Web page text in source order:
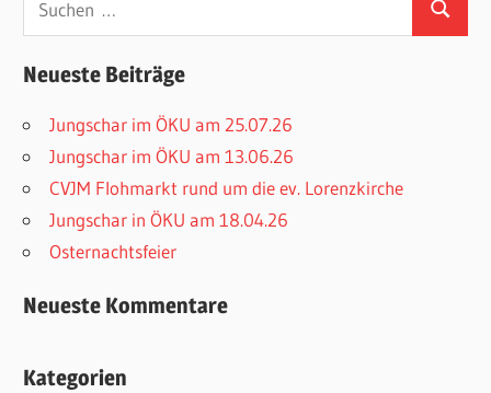
Suchen
Neueste Beiträge
Jungschar im ÖKU am 25.07.26
Jungschar im ÖKU am 13.06.26
CVJM Flohmarkt rund um die ev. Lorenzkirche
Jungschar in ÖKU am 18.04.26
Osternachtsfeier
Neueste Kommentare
Kategorien